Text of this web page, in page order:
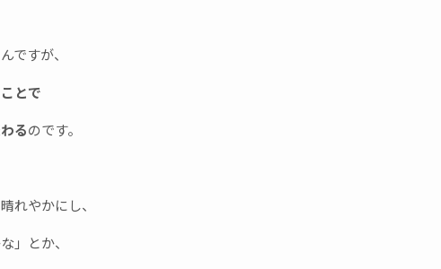
ですが、
とで
るのです。
れやかにし、
」とか、